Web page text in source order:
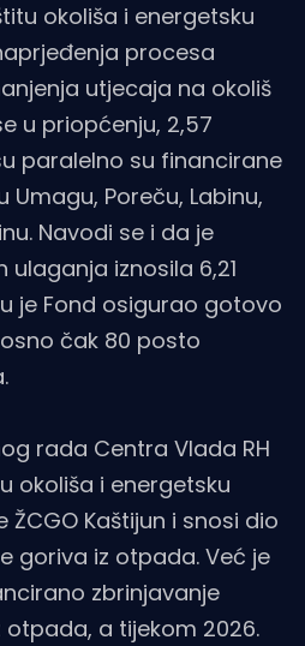
okoliša i energetsku
procesa
utjecaja na okoliš
u priopćenju, 2,57
paralelno su financirane
Poreču, Labinu,
Navodi se i da je
iznosila 6,21
je Fond osigurao gotovo
čak 80 posto
rada Centra Vlada RH
okoliša i energetsku
Kaštijun i snosi dio
goriva iz otpada. Već je
zbrinjavanje
otpada, a tijekom 2026.